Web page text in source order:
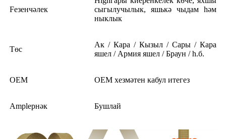
Feзенчәлек
сыгылучылык, яшькә чыдам һәм
ныклык
Төс
Ак / Кара / Кызыл / Сары / Кара
яшел / Армия яшел / Браун / һ.б.
OEM OEM хезмәтен кабул итегез
Ampleрнәк Бушлай